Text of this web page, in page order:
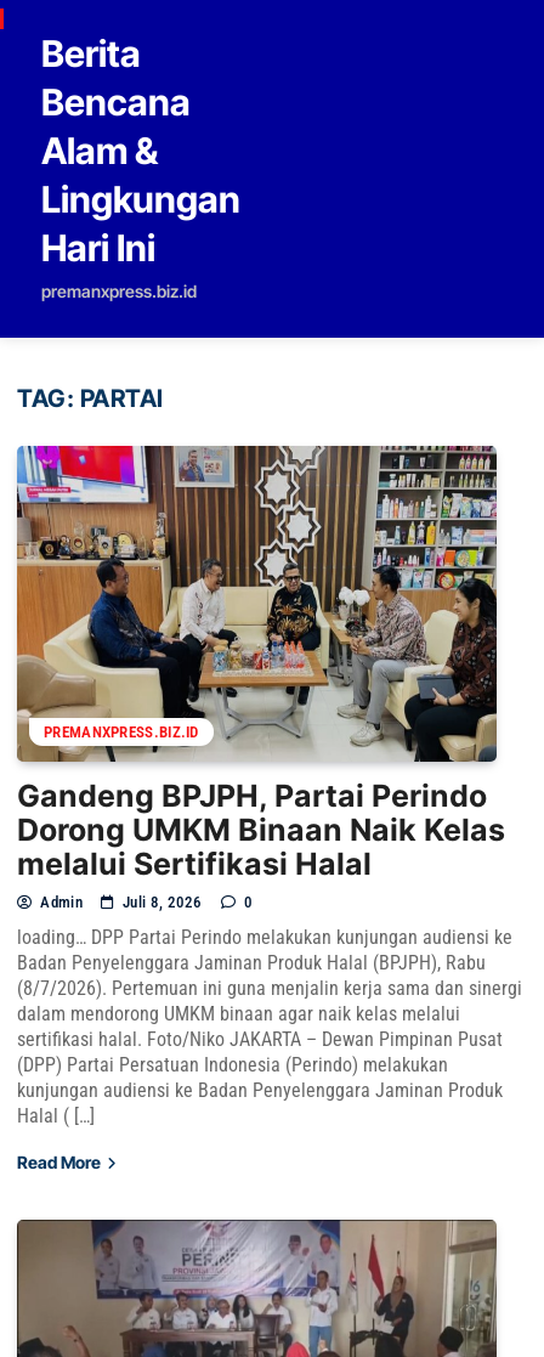
Skip to content
Berita
Bencana
Alam &
Lingkungan
Hari Ini
premanxpress.biz.id
TAG: PARTAI
PREMANXPRESS.BIZ.ID
Gandeng BPJPH, Partai Perindo
Dorong UMKM Binaan Naik Kelas
melalui Sertifikasi Halal
Admin Juli 8, 2026 0
loading… DPP Partai Perindo melakukan kunjungan audiensi ke
Badan Penyelenggara Jaminan Produk Halal (BPJPH), Rabu
(8/7/2026). Pertemuan ini guna menjalin kerja sama dan sinergi
dalam mendorong UMKM binaan agar naik kelas melalui
sertifikasi halal. Foto/Niko JAKARTA – Dewan Pimpinan Pusat
(DPP) Partai Persatuan Indonesia (Perindo) melakukan
kunjungan audiensi ke Badan Penyelenggara Jaminan Produk
Halal ( […]
Read More